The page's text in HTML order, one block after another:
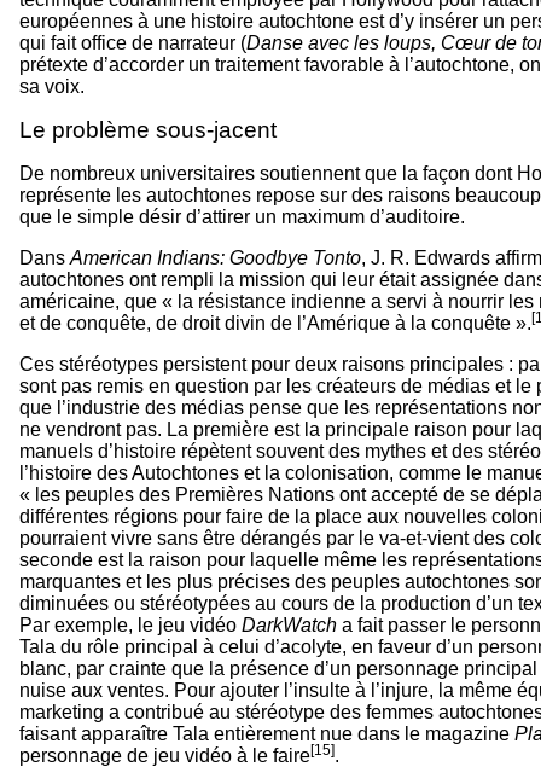
européennes à une histoire autochtone est d’y insérer un
qui fait office de narrateur (Danse avec les loups, Cœur de
prétexte d’accorder un traitement favorable à l’autochtone,
sa voix.
Le problème sous-jacent
De nombreux universitaires soutiennent que la façon dont
représente les autochtones repose sur des raisons
que le simple désir d’attirer un maximum d’auditoire.
Dans American Indians: Goodbye Tonto, J. R. Edwards
autochtones ont rempli la mission qui leur était assignée
américaine, que « la résistance indienne a servi à nourrir les
et de conquête, de droit divin de l’Amérique à la conquête ».
Ces stéréotypes persistent pour deux raisons principales :
sont pas remis en question par les créateurs de médias et le
que l’industrie des médias pense que les représentations
ne vendront pas. La première est la principale raison pour
manuels d’histoire répètent souvent des mythes et des
l’histoire des Autochtones et la colonisation, comme le
« les peuples des Premières Nations ont accepté de se
différentes régions pour faire de la place aux nouvelles
pourraient vivre sans être dérangés par le va-et-vient des
seconde est la raison pour laquelle même les
marquantes et les plus précises des peuples autochtones
diminuées ou stéréotypées au cours de la production d’un
Par exemple, le jeu vidéo DarkWatch a fait passer le
Tala du rôle principal à celui d’acolyte, en faveur d’un
blanc, par crainte que la présence d’un personnage
nuise aux ventes. Pour ajouter l’insulte à l’injure, la même
marketing a contribué au stéréotype des femmes
faisant apparaître Tala entièrement nue dans le magazine
personnage de jeu vidéo à le faire[15].